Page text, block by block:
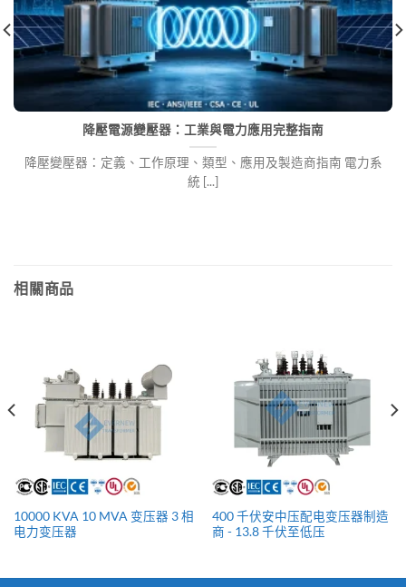
降壓電源變壓器：工業與電力應用完整指南
降壓變壓器：定義、工作原理、類型、應用及製造商指南 電力系
統 [...]
相關商品
10000 KVA 10 MVA 变压器 3 相
电力变压器
400 千伏安中压配电变压器制造
商 - 13.8 千伏至低压